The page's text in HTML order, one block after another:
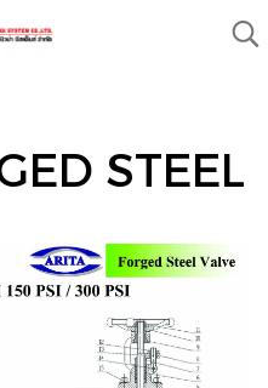
STEEL